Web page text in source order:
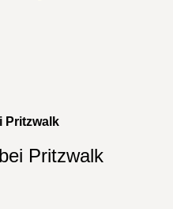
Pritzwalk
Pritzwalk